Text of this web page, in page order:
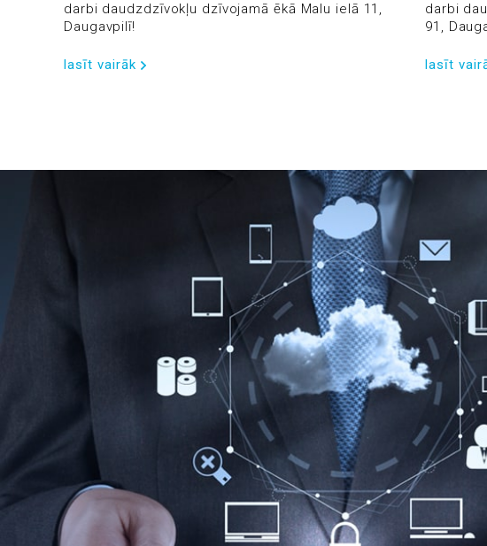
darbi daudzdzīvokļu dzīvojamā ēkā Malu ielā 11,
Daugavpilī!
lasīt vairāk
darbi
91,
lasīt